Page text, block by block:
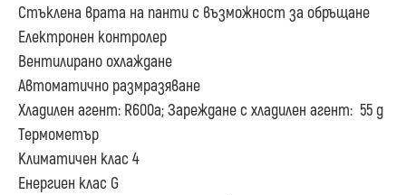
Стъклена врата на панти с възможност за обръщане
Електронен контролер
Вентилирано охлаждане
Автоматично размразяване
Хладилен агент: R600a; Зареждане с хладилен агент: 55 g
Термометър
Климатичен клас 4
Енергиен клас G